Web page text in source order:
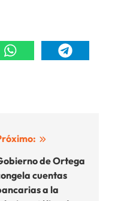
de Ortega
cuentas
a la